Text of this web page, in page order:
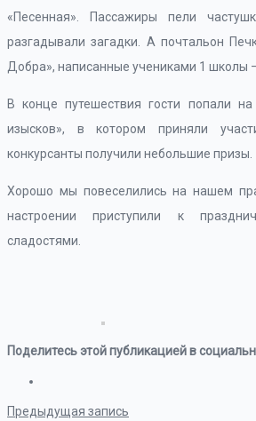
«Песенная». Пассажиры пели
разгадывали загадки. А почтальон
Добра», написанные учениками 1 школы —
В конце путешествия гости попали на
изысков», в котором приняли
конкурсанты получили небольшие призы.
Хорошо мы повеселились на нашем
настроении приступили к
сладостями.
Поделитесь этой публикацией в
Предыдущая запись